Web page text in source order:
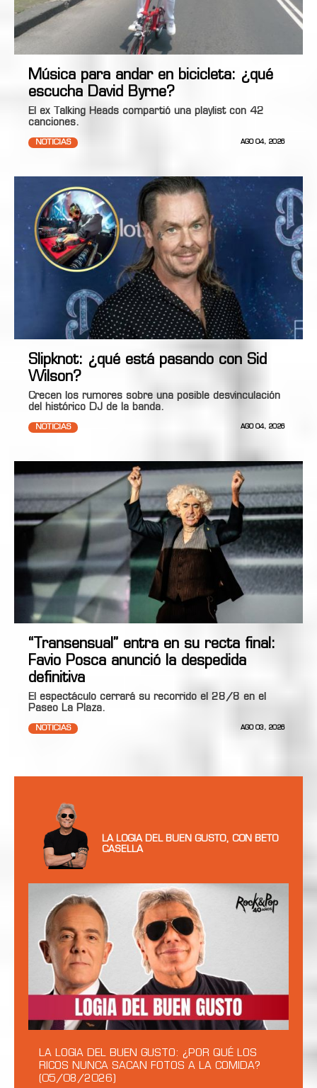
Música para andar en bicicleta: ¿qué
escucha David Byrne?
El ex Talking Heads compartió una playlist con 42
canciones.
NOTICIAS AGO 04, 2026
Slipknot: ¿qué está pasando con Sid
Wilson?
Crecen los rumores sobre una posible desvinculación
del histórico DJ de la banda.
NOTICIAS AGO 04, 2026
“Transensual” entra en su recta final:
Favio Posca anunció la despedida
definitiva
El espectáculo cerrará su recorrido el 28/8 en el
Paseo La Plaza.
NOTICIAS AGO 03, 2026
LA LOGIA DEL BUEN GUSTO, CON BETO
CASELLA
LA LOGIA DEL BUEN GUSTO: ¿POR QUÉ LOS
RICOS NUNCA SACAN FOTOS A LA COMIDA?
(05/08/2026)